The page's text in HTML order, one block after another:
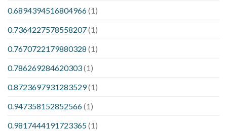
0.6894394516804966(1)
0.7364227578558207(1)
0.7670722179880328 (1)
0.786269284620303(1)
0.8723697931283529(1)
0.947358152852566(1)
0.9817444191723365(1)